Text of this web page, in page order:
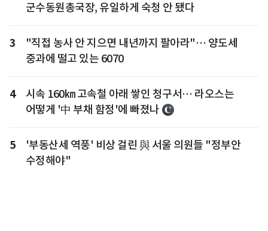
군수동원총국장, 유일하게 숙청 안 됐다
3
"직접 농사 안 지으면 내년까지 팔아라"… 양도세
중과에 떨고 있는 6070
4
시속 160㎞ 고속철 아래 쌓인 청구서… 라오스는
어떻게 '中 부채 함정'에 빠졌나
5
'부동산세 역풍' 비상 걸린 與 서울 의원들 "정부안
수정해야"